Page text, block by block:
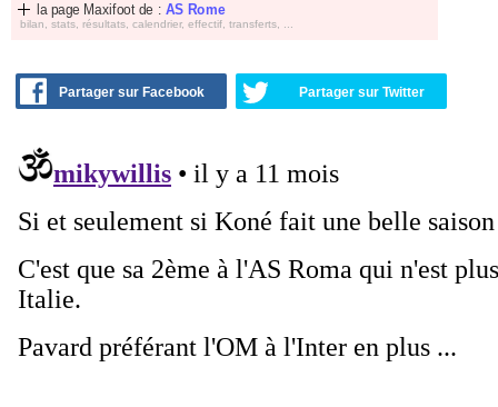
la page Maxifoot de : AS Rome
bilan, stats, résultats, calendrier, effectif, transferts, ...
Partager sur Facebook Partager sur Twitter